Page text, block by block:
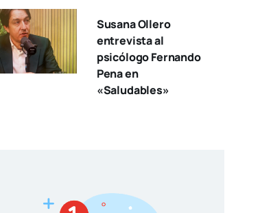
Susana Ollero
entrevista al
psicólogo Fernando
Pena en
«Saludables»